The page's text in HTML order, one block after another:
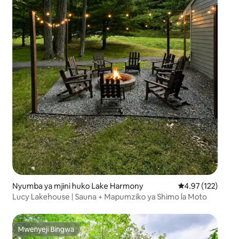
Nyumba ya mjini huko Lake Harmony Ukadiriaji wa
4.97 (122)
Lucy Lakehouse | Sauna + Mapumziko ya Shimo la Moto
Mwenyeji Bingwa
Mwenyeji Bingwa